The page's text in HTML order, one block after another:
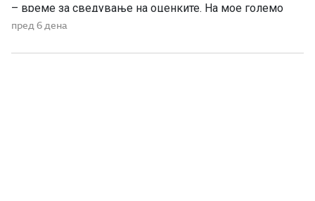
– време за сведување на оценките. На мое големо
изненадување, учителката ме крена мене и ми
расчисти дилемите околу мојата конечна […]
пред 6 дена